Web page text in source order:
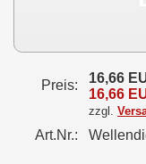
Preis: 16,66
16,66
zzgl.
Art.Nr.: